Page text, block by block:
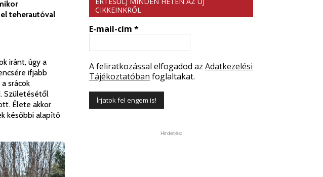
teherautóval
iránt, úgy a
ifjabb
srácok
Születésétől
Élete akkor
későbbi alapító
CIKKEINKRŐL
E-mail-cím *
A feliratkozással elfogadod az Adatkezelési
Tájékoztatóban foglaltakat.
Hirdetés: